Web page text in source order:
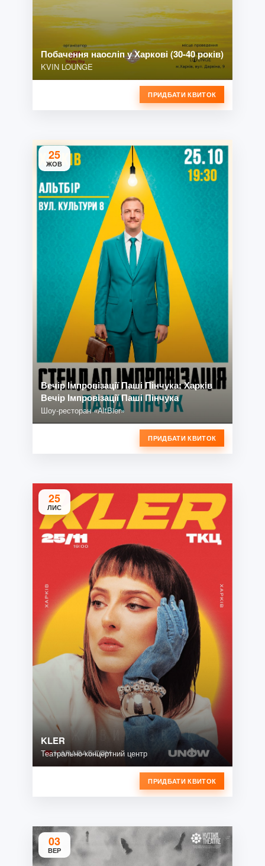
Побачення наосліп у Харкові (30-40 років)
KVIN LOUNGE
ПРИДБАТИ КВИТОК
25
ЖОВ
Вечір Імпровізації Паші Пінчука: Харків
Вечір Імпровізації Паші Пінчука
Шоу-ресторан «AltBier»
ПРИДБАТИ КВИТОК
25
ЛИС
KLER
Театрально-концертний центр
ПРИДБАТИ КВИТОК
03
ВЕР